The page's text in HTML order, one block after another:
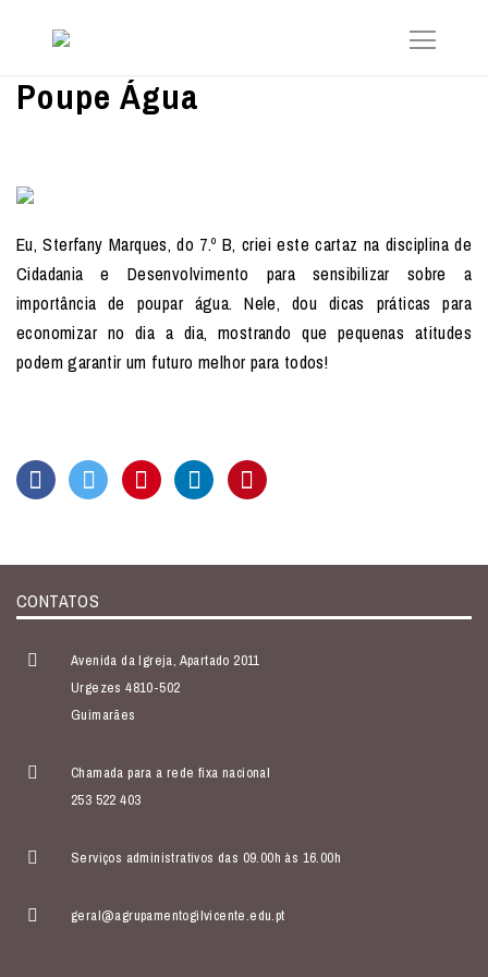
Poupe Água
Eu, Sterfany Marques, do 7.º B, criei este cartaz na disciplina de
Cidadania e Desenvolvimento para sensibilizar sobre a
importância de poupar água. Nele, dou dicas práticas para
economizar no dia a dia, mostrando que pequenas atitudes
podem garantir um futuro melhor para todos!
CONTATOS
Avenida da Igreja, Apartado 2011
Urgezes 4810-502
Guimarães
Chamada para a rede fixa nacional
253 522 403
Serviços administrativos das 09.00h às 16.00h
geral@agrupamentogilvicente.edu.pt